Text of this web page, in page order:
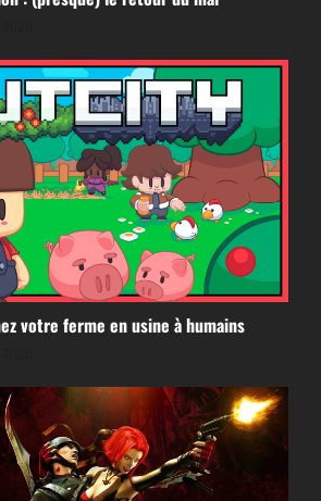
votre ferme en usine à humains